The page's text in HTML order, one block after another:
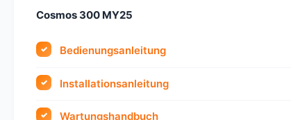
Cosmos 300 MY25
Bedienungsanleitung
Installationsanleitung
Wartungshandbuch